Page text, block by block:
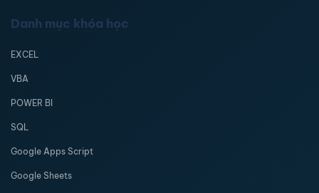
Danh mục khóa học
EXCEL
VBA
POWER BI
SQL
Google Apps Script
Google Sheets